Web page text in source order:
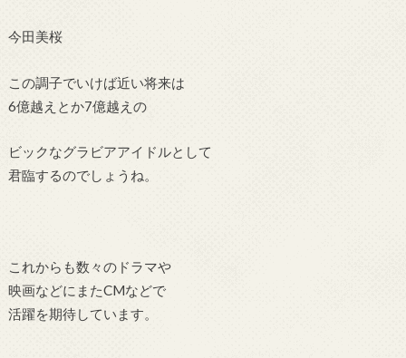
今田美桜
この調子でいけば近い将来は
6億越えとか7億越えの
ビックなグラビアアイドルとして
君臨するのでしょうね。
これからも数々のドラマや
映画などにまたCMなどで
活躍を期待しています。